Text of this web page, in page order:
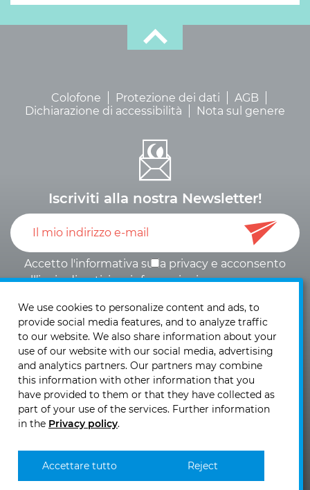
Colofone Protezione dei dati
AGB
Dichiarazione di accessibilità
Nota sul genere
Iscriviti alla nostra Newsletter!
Accetto l'informativa sulla privacy e acconsento
all’invio di notizie e informazioni.
KIRCHHOFF Mobility AG
Laubisrütistrasse 74
CH - 8712 Stäfa
Telefono: +41 (0)44 - 928 30 10
We use cookies to personalize content and ads, to
provide social media features, and to analyze traffic
to our website. We also share information about your
use of our website with our social media, advertising
and analytics partners. Our partners may combine
this information with other information that you
have provided to them or that they have collected as
part of your use of the services. Further information
in the Privacy policy.
Reject
Accettare tutto